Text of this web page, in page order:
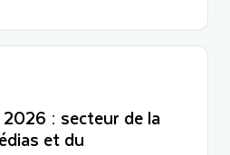
: secteur de la
et du